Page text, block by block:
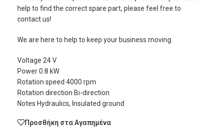
help to find the correct spare part, please feel free to
contact us!
We are here to help to keep your business moving.
Voltage 24 V
Power 0.8 kW
Rotation speed 4000 rpm
Rotation direction Bi-direction
Notes Hydraulics, Insulated ground
Προσθήκη στα Αγαπημένα